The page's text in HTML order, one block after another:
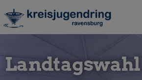
Landtagswahl